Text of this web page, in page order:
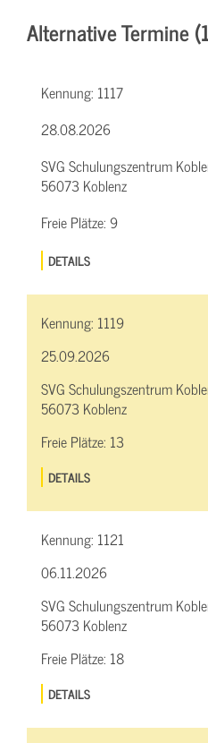
Alternative Termine
Kennung: 1117
28.08.2026
SVG Schulungszentrum
56073 Koblenz
Freie Plätze: 9
DETAILS
Kennung: 1119
25.09.2026
SVG Schulungszentrum
56073 Koblenz
Freie Plätze: 13
DETAILS
Kennung: 1121
06.11.2026
SVG Schulungszentrum
56073 Koblenz
Freie Plätze: 18
DETAILS